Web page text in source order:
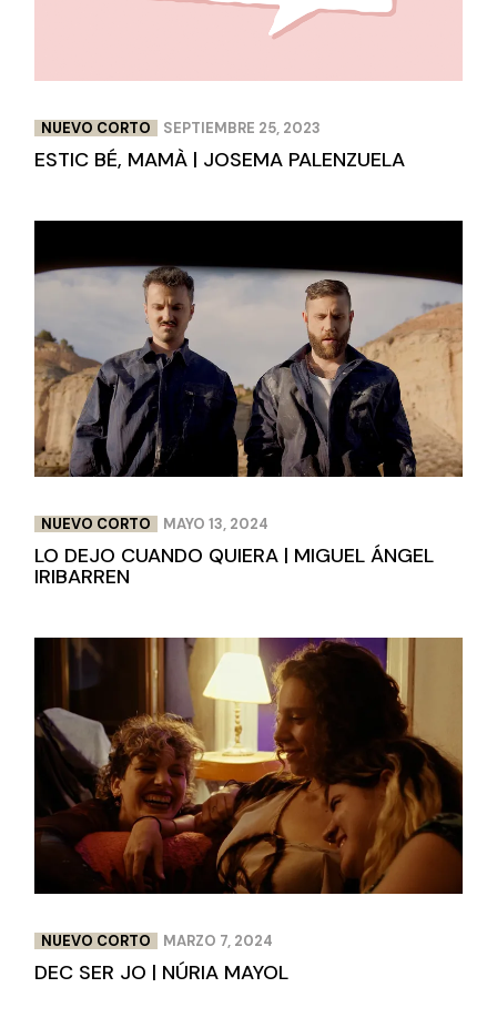
NUEVO CORTO SEPTIEMBRE 25, 2023
ESTIC BÉ, MAMÀ | JOSEMA PALENZUELA
NUEVO CORTO MAYO 13, 2024
LO DEJO CUANDO QUIERA | MIGUEL ÁNGEL
IRIBARREN
NUEVO CORTO MARZO 7, 2024
DEC SER JO | NÚRIA MAYOL